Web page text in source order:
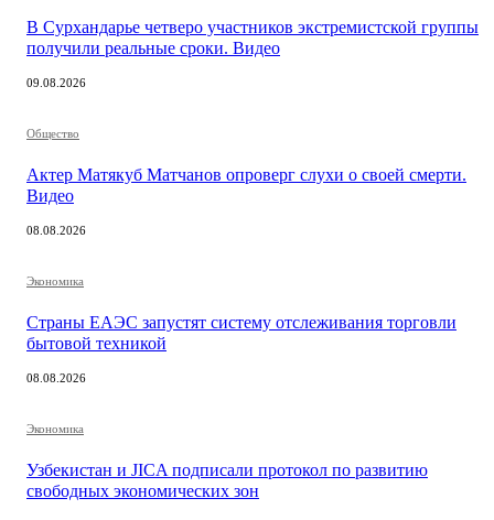
В Сурхандарье четверо участников экстремистской группы
получили реальные сроки. Видео
09.08.2026
Общество
Актер Матякуб Матчанов опроверг слухи о своей смерти.
Видео
08.08.2026
Экономика
Страны ЕАЭС запустят систему отслеживания торговли
бытовой техникой
08.08.2026
Экономика
Узбекистан и JICA подписали протокол по развитию
свободных экономических зон